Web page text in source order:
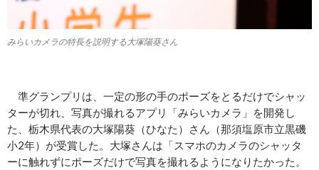
みらいカメラの特長を説明する大塚陽葵さん
準グランプリは、一定の形の手のポーズをとるだけでシャッ
ターが切れ、写真が撮れるアプリ「みらいカメラ」を開発し
た、栃木県代表の大塚陽葵（ひなた）さん（那須塩原市立黒磯
小2年）が受賞した。大塚さんは「スマホのカメラのシャッタ
ーに触れずにポーズだけで写真を撮れるようになりたかった。